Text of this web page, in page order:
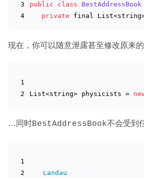
public
class BestAddressBook
private final List<string
现在，你可以随意泄露甚至修改原来的
List<string> physicists =
…同时BestAddressBook不会受到
Landau